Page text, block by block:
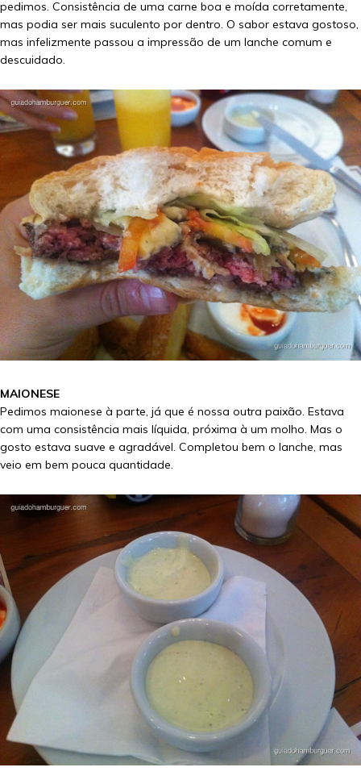
pedimos. Consistência de uma carne boa e moída corretamente,
mas podia ser mais suculento por dentro. O sabor estava gostoso,
mas infelizmente passou a impressão de um lanche comum e
descuidado.
MAIONESE
Pedimos maionese à parte, já que é nossa outra paixão. Estava
com uma consistência mais líquida, próxima à um molho. Mas o
gosto estava suave e agradável. Completou bem o lanche, mas
veio em bem pouca quantidade.